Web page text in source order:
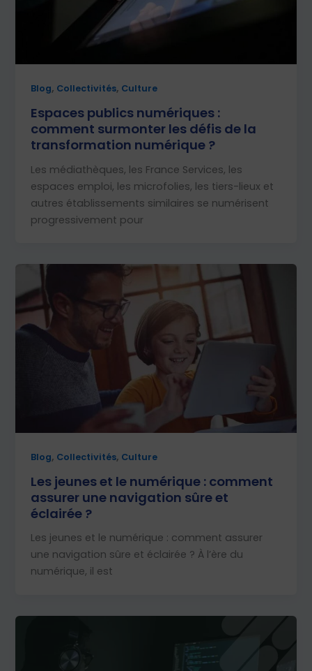
Blog, Collectivités, Culture
Espaces publics numériques :
comment surmonter les défis de la
transformation numérique ?
Les médiathèques, les France Services, les
espaces emploi, les microfolies, les tiers-lieux et
autres établissements similaires se numérisent
progressivement pour
Blog, Collectivités, Culture
Les jeunes et le numérique : comment
assurer une navigation sûre et
éclairée ?
Les jeunes et le numérique : comment assurer
une navigation sûre et éclairée ? À l’ère du
numérique, il est